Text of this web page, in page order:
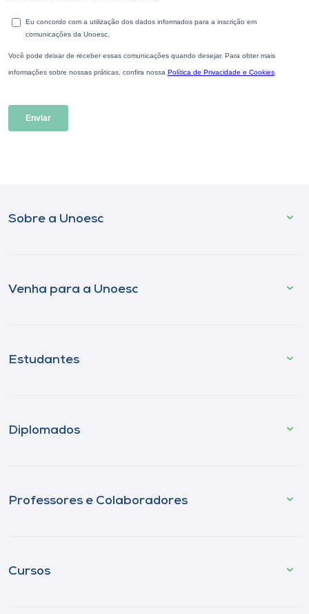
Sobre a Unoesc
Venha para a Unoesc
Estudantes
Diplomados
Professores e Colaboradores
Cursos